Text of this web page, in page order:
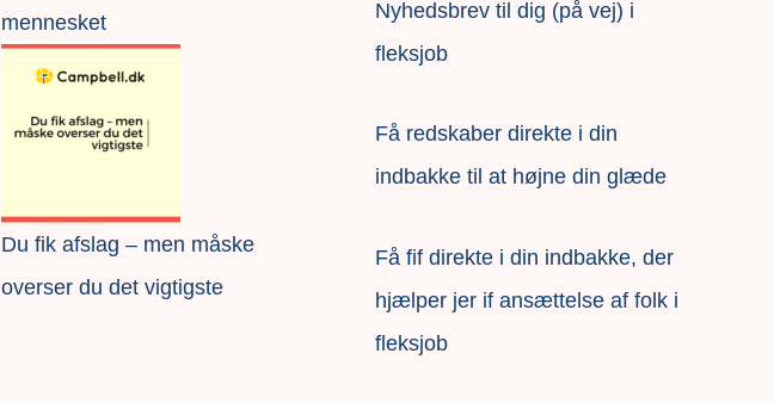
mennesket
Du fik afslag – men måske
overser du det vigtigste
Nyhedsbrev til dig (på vej) i
fleksjob
Få redskaber direkte i din
indbakke til at højne din glæde
Få fif direkte i din indbakke, der
hjælper jer if ansættelse af folk i
fleksjob